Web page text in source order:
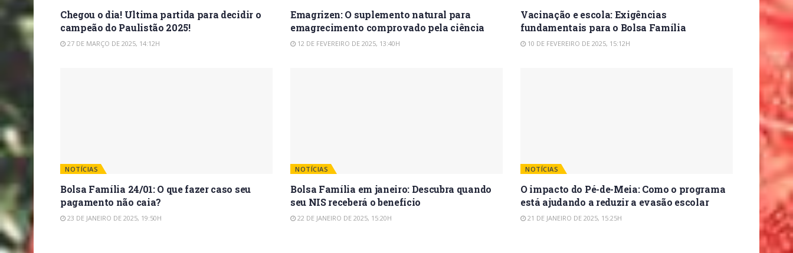
Chegou o dia! Ultima partida para decidir o
campeão do Paulistão 2025!
27 DE MARÇO DE 2025, 14:12H
Emagrizen: O suplemento natural para
emagrecimento comprovado pela ciência
12 DE FEVEREIRO DE 2025, 13:40H
Vacinação e escola: Exigências
fundamentais para o Bolsa Família
10 DE FEVEREIRO DE 2025, 15:12H
NOTÍCIAS
Bolsa Família 24/01: O que fazer caso seu
pagamento não caia?
23 DE JANEIRO DE 2025, 19:50H
NOTÍCIAS
Bolsa Família em janeiro: Descubra quando
seu NIS receberá o benefício
22 DE JANEIRO DE 2025, 15:20H
NOTÍCIAS
O impacto do Pé-de-Meia: Como o programa
está ajudando a reduzir a evasão escolar
21 DE JANEIRO DE 2025, 15:25H